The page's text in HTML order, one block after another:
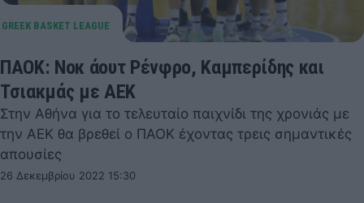
ΠΑΟΚ: Νοκ άουτ Ρένφρο, Καμπερίδης και
Τσιακμάς με ΑΕΚ
Στην Αθήνα για το τελευταίο παιχνίδι της χρονιάς με
την ΑΕΚ θα βρεθεί ο ΠΑΟΚ έχοντας τρεις σημαντικές
απουσίες
26 Δεκεμβρίου 2022 15:30